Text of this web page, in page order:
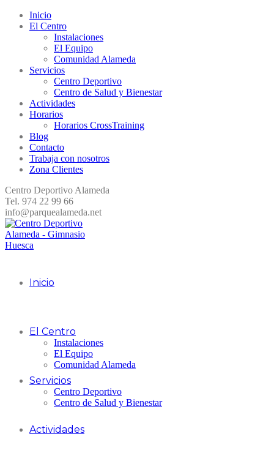
Inicio
El Centro
Instalaciones
El Equipo
Comunidad Alameda
Servicios
Centro Deportivo
Centro de Salud y Bienestar
Actividades
Horarios
Horarios CrossTraining
Blog
Contacto
Trabaja con nosotros
Zona Clientes
Centro Deportivo Alameda
Tel. 974 22 99 66
info@parquealameda.net
Inicio
El Centro
Instalaciones
El Equipo
Comunidad Alameda
Servicios
Centro Deportivo
Centro de Salud y Bienestar
Actividades